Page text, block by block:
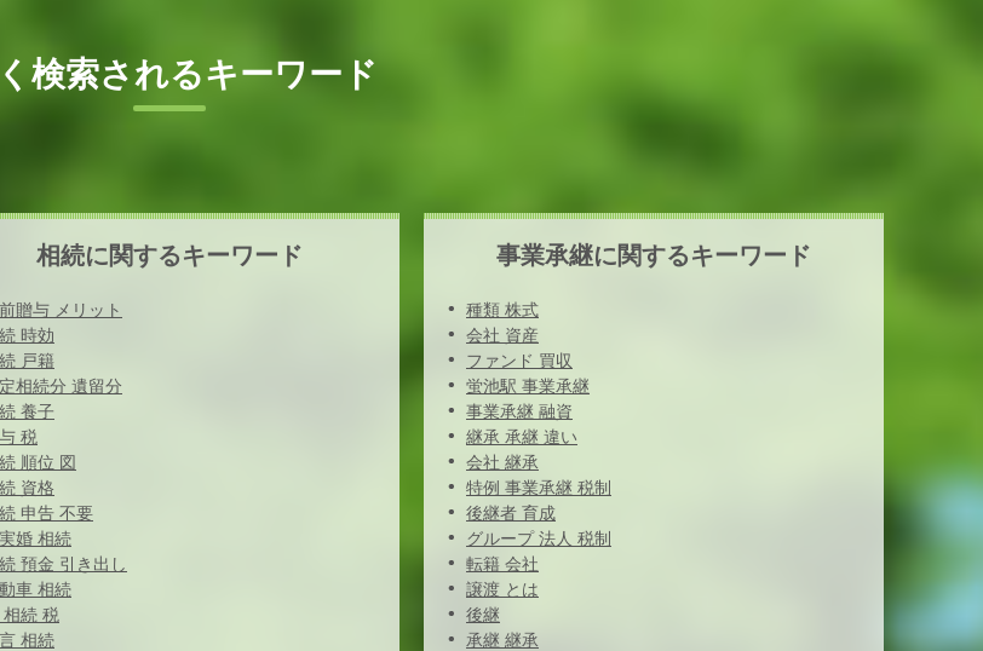
検索されるキーワード
相続に関するキーワード
贈与 メリット
時効
戸籍
相続分 遺留分
養子
税
順位 図
資格
申告 不要
婚 相続
預金 引き出し
車 相続
相続 税
相続
事業承継に関するキーワード
種類 株式
会社 資産
ファンド 買収
蛍池駅 事業承継
事業承継 融資
継承 承継 違い
会社 継承
特例 事業承継 税制
後継者 育成
グループ 法人 税制
転籍 会社
譲渡 とは
後継
承継 継承